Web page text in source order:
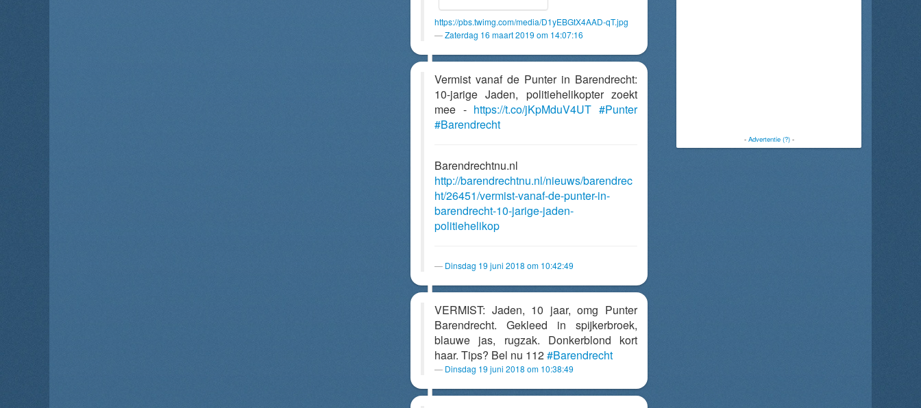
https://pbs.twimg.com/media/D1yEBGtX4AAD-qT.jpg
Zaterdag 16 maart 2019 om 14:07:16
Vermist vanaf de Punter in Barendrecht:
10-jarige Jaden, politiehelikopter zoekt
mee - https://t.co/jKpMduV4UT #Punter
#Barendrecht
Barendrechtnu.nl
http://barendrechtnu.nl/nieuws/barendrec
ht/26451/vermist-vanaf-de-punter-in-
barendrecht-10-jarige-jaden-
politiehelikop
Dinsdag 19 juni 2018 om 10:42:49
VERMIST: Jaden, 10 jaar, omg Punter
Barendrecht. Gekleed in spijkerbroek,
blauwe jas, rugzak. Donkerblond kort
haar. Tips? Bel nu 112#Barendrecht
Dinsdag 19 juni 2018 om 10:38:49
- Advertentie (?)-